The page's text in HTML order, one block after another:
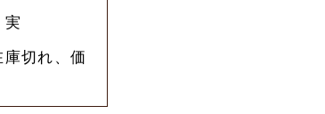
実
庫切れ、価